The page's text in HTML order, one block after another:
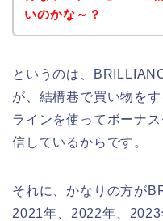
いのかな～？
というのは、
が、結構巷で買い物を
ラインを使ってボーナ
信しているからです。
それに、かなりの方が
2021年、2022年、